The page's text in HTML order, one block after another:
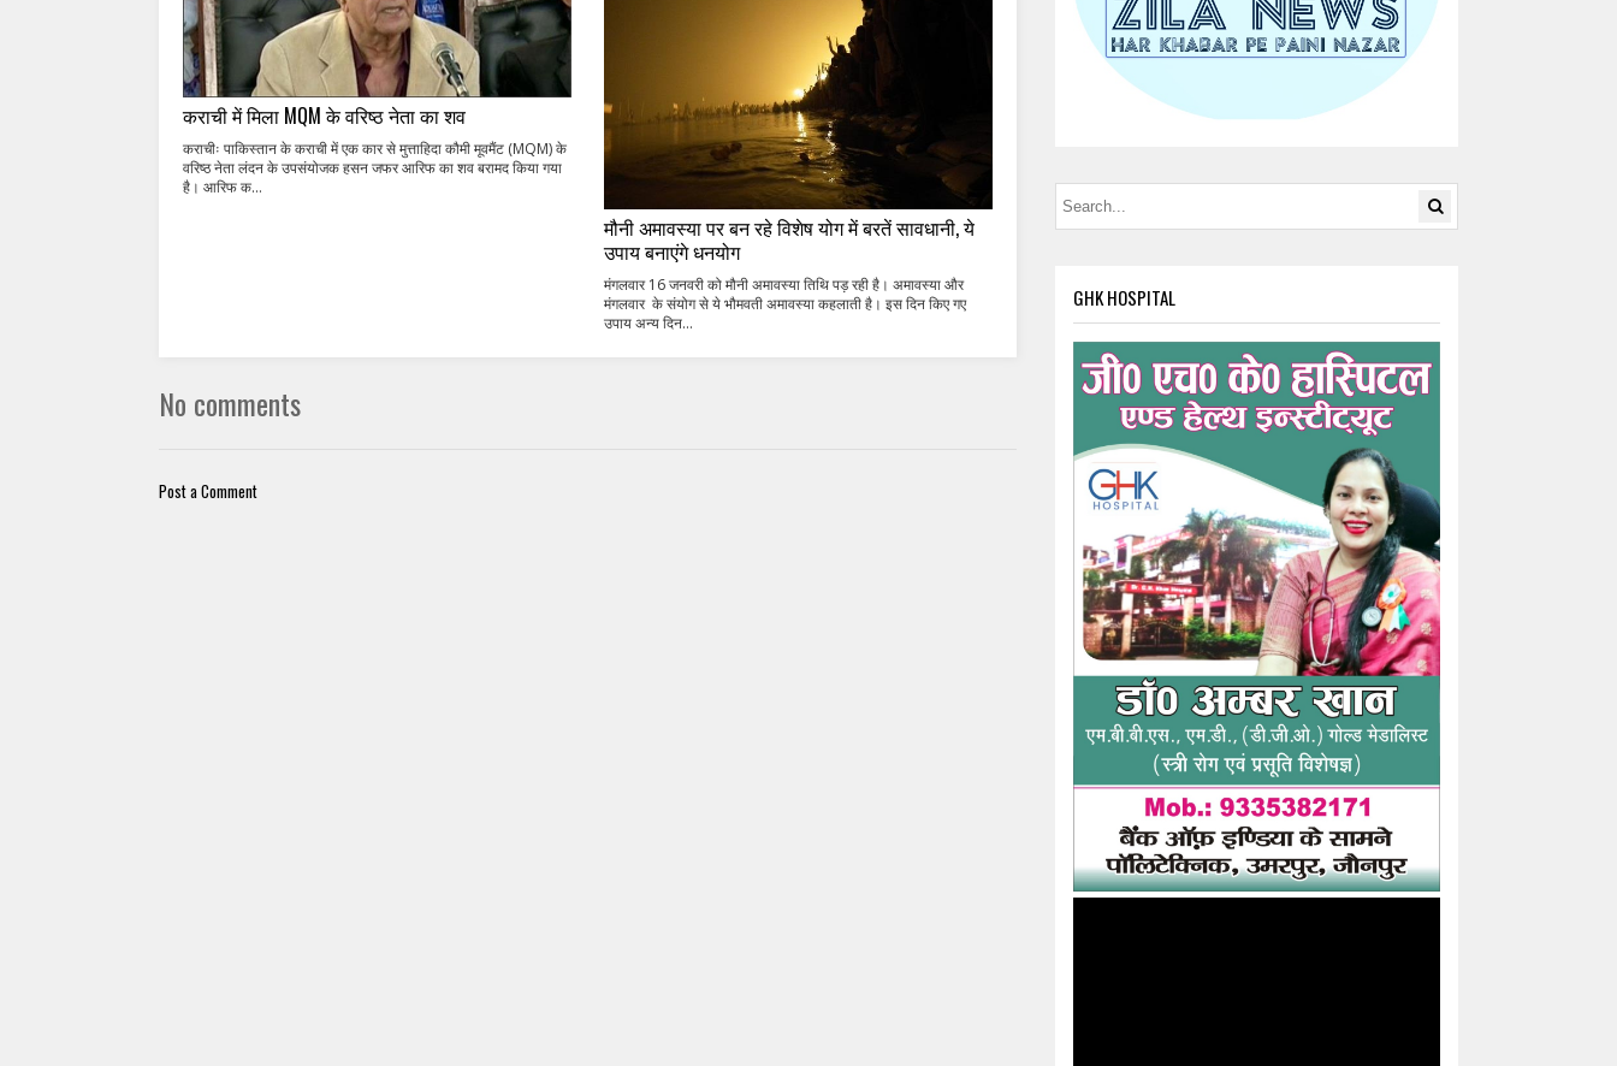
कराची में मिला MQM के वरिष्ठ नेता का शव
कराचीः पाकिस्तान के कराची में एक कार से मुत्ताहिदा कौमी मूवमैंट (MQM) के
वरिष्ठ नेता लंदन के उपसंयोजक हसन जफर आरिफ का शव बरामद किया गया
है। आरिफ क...
मौनी अमावस्या पर बन रहे विशेष योग में बरतें सावधानी, ये
उपाय बनाएंगे धनयोग
मंगलवार 16 जनवरी को मौनी अमावस्या तिथि पड़ रही है। अमावस्या और
मंगलवार के संयोग से ये भौमवती अमावस्या कहलाती है। इस दिन किए गए
उपाय अन्य दिन...
No comments
Post a Comment
GHK HOSPITAL